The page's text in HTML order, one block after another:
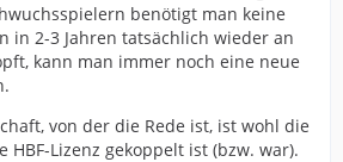
benötigt man keine
in 2-3 Jahren tatsächlich wieder an
kann man immer noch eine neue
von der die Rede ist, ist wohl die
HBF-Lizenz gekoppelt ist (bzw. war).